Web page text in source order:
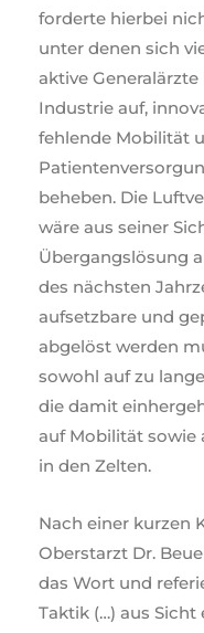
forderte hierbei
unter denen sich
aktive
Industrie auf,
fehlende Mobilität
beheben. Die
wäre aus seiner
Übergangslösung
des nächsten
aufsetzbare und
abgelöst werden
sowohl auf zu
die damit
auf Mobilität sowie
in den Zelten.
Nach einer kurzen
Oberstarzt Dr.
das Wort und
Taktik (…) aus Sicht